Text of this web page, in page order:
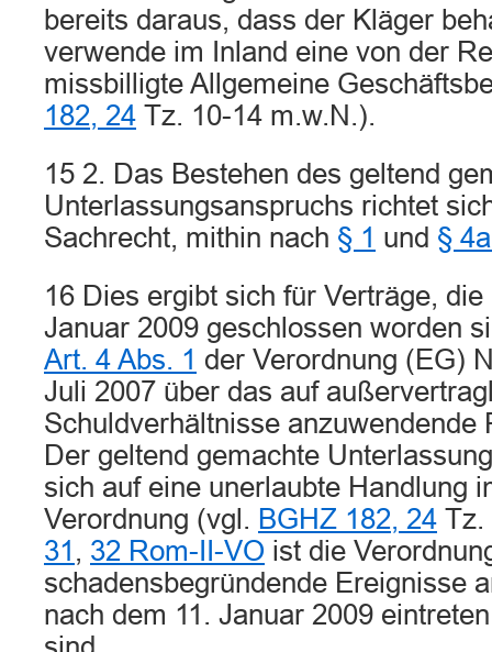
bereits daraus, dass der Kläger
verwende im Inland eine von der
missbilligte Allgemeine
182, 24 Tz. 10-14 m.w.N.).
15 2. Das Bestehen des geltend
Unterlassungsanspruchs richtet
Sachrecht, mithin nach § 1 und §
16 Dies ergibt sich für Verträge, die
Januar 2009 geschlossen worden
Art. 4 Abs. 1 der Verordnung (EG)
Juli 2007 über das auf
Schuldverhältnisse anzuwendende
Der geltend gemachte
sich auf eine unerlaubte Handlung
Verordnung (vgl. BGHZ 182, 24 Tz.
31 , 32 Rom-II-VO ist die
schadensbegründende Ereignisse
nach dem 11. Januar 2009